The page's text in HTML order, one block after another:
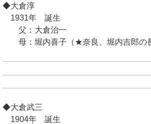
◆大倉淳
1931年 誕生
父：大倉治一
母：堀内喜子（★奈良、堀内吉郎の
◆大倉武三
1904年 誕生